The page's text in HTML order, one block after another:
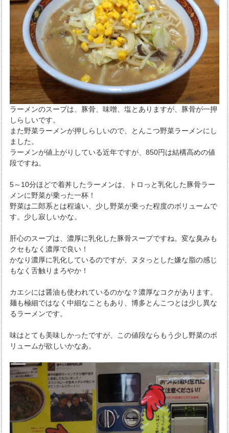
ラーメンのスープは、豚骨、味噌、塩とありますが、豚骨が一押
しらしいです。
また野菜ラーメンが押しらしいので、とんこつ野菜ラーメンにし
ました。
ラーメンが値上がりしている近年ですが、850円は結構高めの値
段ですね。
5～10分ほどで着丼したラーメンは、トロっと乳化した豚骨ラー
メンに野菜が乗った一杯！
野菜は二郎系とは程遠い、少し野菜が乗った程度のボリュームで
す。少し寂しいかな。
肝心のスープは、濃厚に乳化した豚骨スープですね。変な臭みも
クセもなく濃厚で良い！
かなり濃厚に乳化しているのですが、ヌタっとした嫌な脂の感じ
もなく舌触りまろやか！
カエシには醤油も使われているのかな？濃厚なコクがあります。
麺も極細ではなく中細なこともあり、博多とんこつとは少し異な
るラーメンです。
味はとても美味しかったですが、この値段ならもう少し野菜のボ
リュームが欲しいかなあ。